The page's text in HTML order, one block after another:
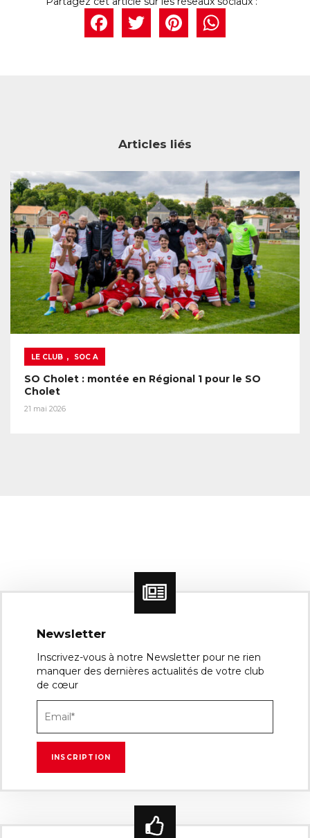
Facebook
Twitter
Articles liés
LE CLUB , SOC A
SO Cholet : montée en Régional 1 pour le SO
Cholet
21 mai 2026
Newsletter
Inscrivez-vous à notre Newsletter pour ne rien
manquer des dernières actualités de votre club
de cœur